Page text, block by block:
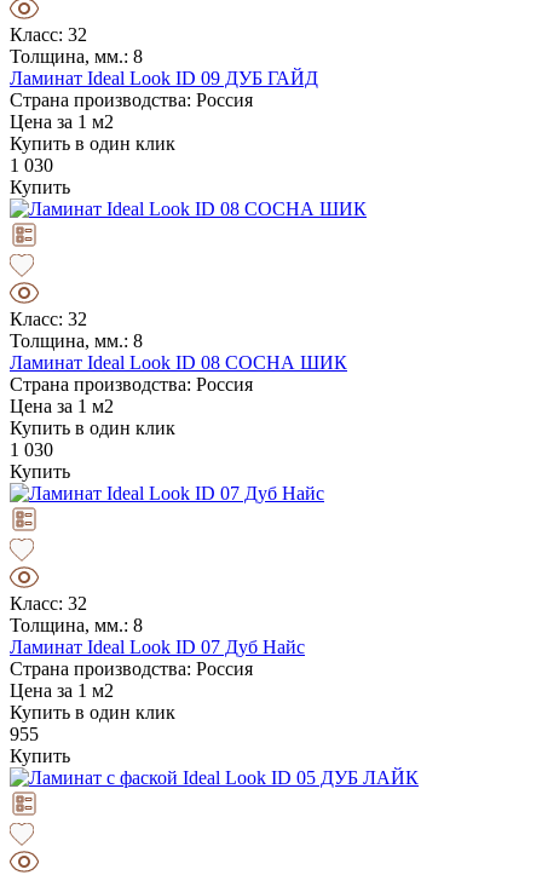
Класс: 32
Толщина, мм.: 8
Ламинат Ideal Look ID 09 ДУБ ГАЙД
Страна производства: Россия
Цена за 1 м2
Купить в один клик
1 030
Купить
Класс: 32
Толщина, мм.: 8
Ламинат Ideal Look ID 08 СОСНА ШИК
Страна производства: Россия
Цена за 1 м2
Купить в один клик
1 030
Купить
Класс: 32
Толщина, мм.: 8
Ламинат Ideal Look ID 07 Дуб Найс
Страна производства: Россия
Цена за 1 м2
Купить в один клик
955
Купить